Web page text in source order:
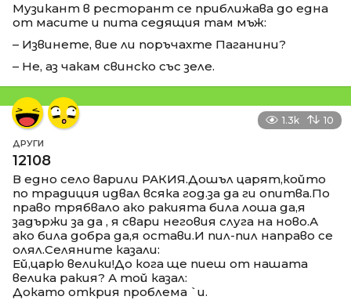
Музикант в ресторант се приближава до една
от масите и пита седящия там мъж:
– Извинете, вие ли поръчахте Паганини?
– Не, аз чакам свинско със зеле.
1.3k 10
ДРУГИ
12108
В едно село варили РАКИЯ.Дошъл царят,който
по традиция идвал всяка год.за да ги опитва.По
право трябвало ако ракията била лоша да,я
задържи за да , я свари неговия слуга на ново.А
ако била добра да,я остави.И пил-пил направо се
олял.Селяните казали:
Ей,царю велики!До кога ще пиеш от нашата
велика ракия? А той казал:
Докато открия проблема `и.